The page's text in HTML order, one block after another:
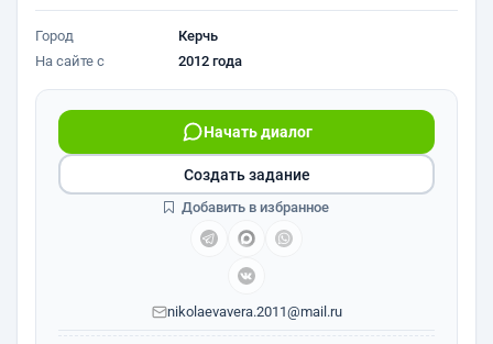
Город
Керчь
На сайте с
2012 года
Начать диалог
nikolaevavera.2011@mail.ru
Создать задание
Добавить в избранное